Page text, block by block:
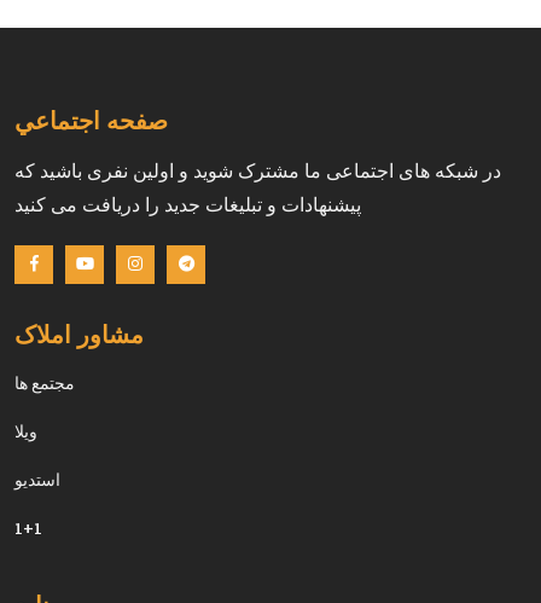
صفحه اجتماعي
در شبکه های اجتماعی ما مشترک شوید و اولین نفری باشید که
پیشنهادات و تبلیغات جدید را دریافت می کنید
مشاور املاک
مجتمع ها
ويلا
استديو
1+1